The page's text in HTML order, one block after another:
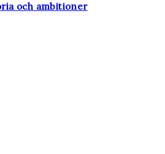
och ambitioner